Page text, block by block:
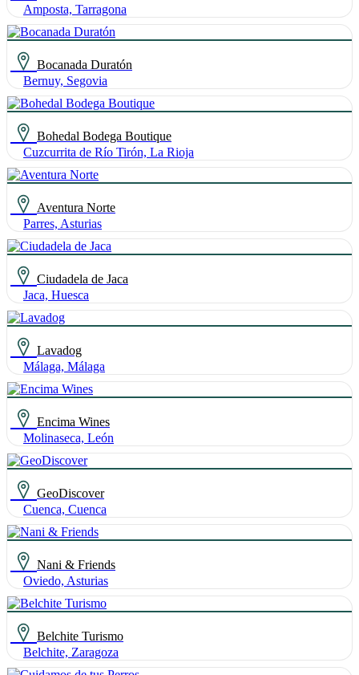
Amposta, Tarragona
Bocanada Duratón
Bernuy, Segovia
Bohedal Bodega Boutique
Cuzcurrita de Río Tirón, La Rioja
Aventura Norte
Parres, Asturias
Ciudadela de Jaca
Jaca, Huesca
Lavadog
Málaga, Málaga
Encima Wines
Molinaseca, León
GeoDiscover
Cuenca, Cuenca
Nani & Friends
Oviedo, Asturias
Belchite Turismo
Belchite, Zaragoza